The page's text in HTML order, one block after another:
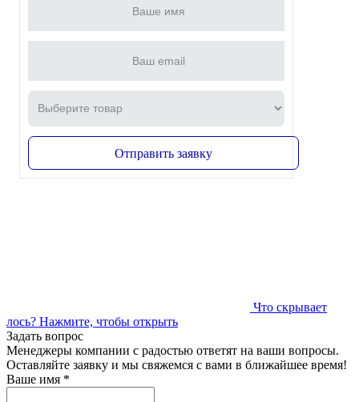
Отправить заявку
Что скрывает
лось? Нажмите, чтобы открыть
Задать вопрос
Менеджеры компании с радостью ответят на ваши вопросы.
Оставляйте заявку и мы свяжемся с вами в ближайшее время!
Ваше имя *